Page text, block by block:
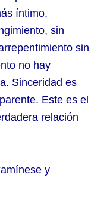
íntimo,
sin
sin
no hay
Sinceridad es
Este es el
relación
y